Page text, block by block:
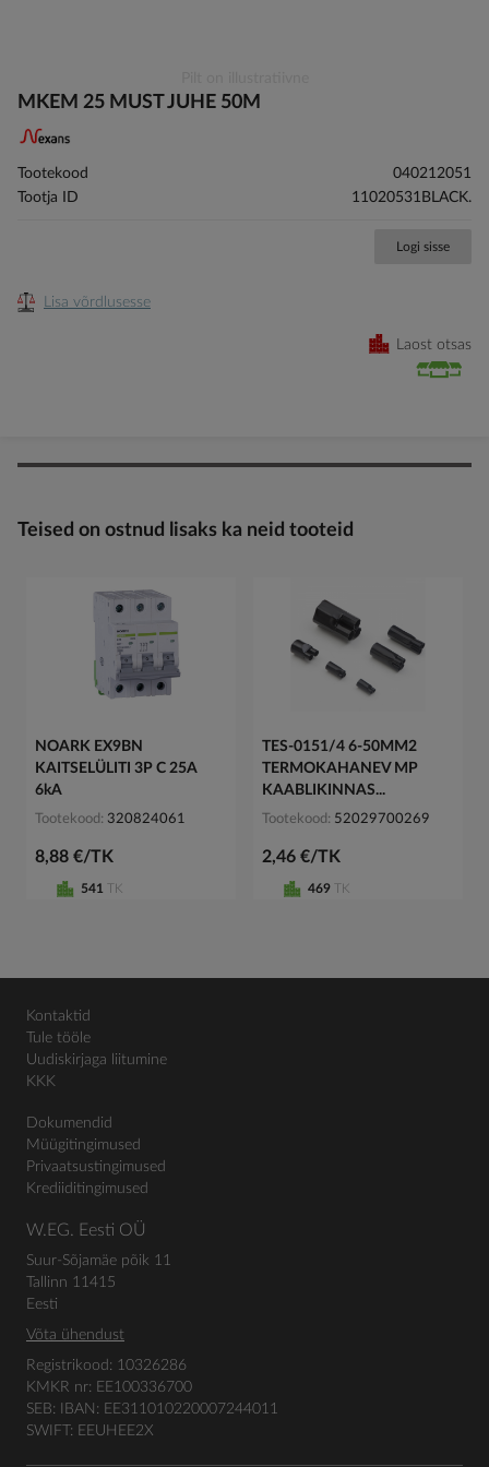
to
beginning
of
images
MKEM 25 MUST JUHE 50M
Tootekood
040212051
Tootja ID
11020531BLACK.
Logi sisse
Lisa võrdlusesse
Laost otsas
Teised on ostnud lisaks ka neid tooteid
NOARK EX9BN
KAITSELÜLITI 3P C 25A
6kA
Tootekood 320824061
8,88 €/TK
541 TK
TES-0151/4 6-50MM2
TERMOKAHANEV MP
KAABLIKINNAS...
Tootekood 52029700269
2,46 €/TK
469 TK
Kontaktid
Tule tööle
Uudiskirjaga liitumine
KKK
Dokumendid
Müügitingimused
Privaatsustingimused
Krediiditingimused
W.EG. Eesti OÜ
Suur-Sõjamäe põik 11
Tallinn 11415
Eesti
Võta ühendust
Registrikood: 10326286
KMKR nr: EE100336700
SEB: IBAN: EE311010220007244011
SWIFT: EEUHEE2X